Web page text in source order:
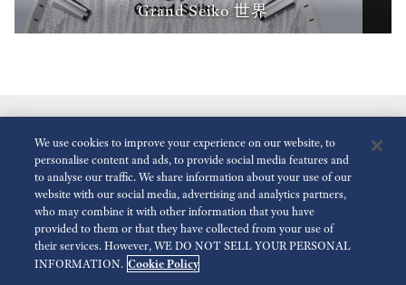
Grand Seiko 世界
減少動畫
傳媒查詢 使用條款 隱私政策
We use cookies to improve your experience on our website, to
personalise content and ads, to provide social media features and
to analyse our traffic. We share information about your use of our
website with our social media, advertising and analytics partners,
who may combine it with other information that you have
provided to them or that they have collected from your use of
their services. However, WE DO NOT SELL YOUR PERSONAL
INFORMATION. Cookie Policy